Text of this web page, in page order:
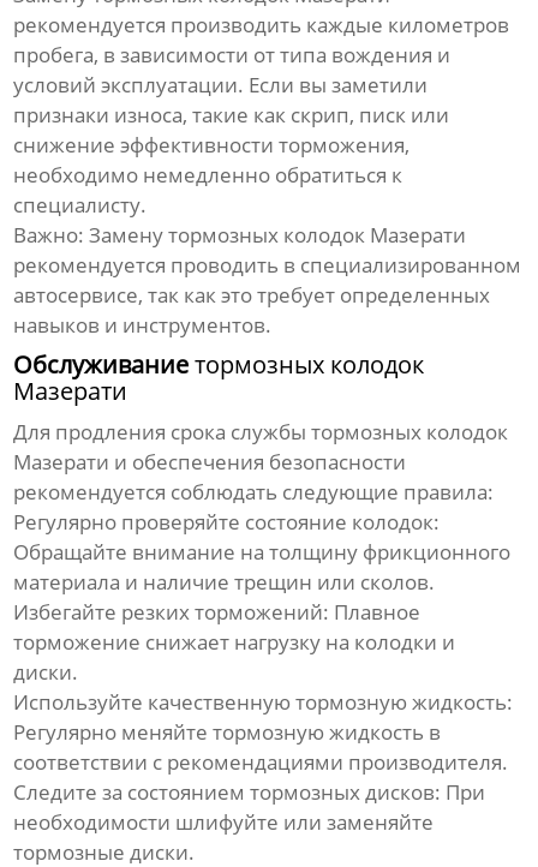
рекомендуется производить каждые километров
пробега, в зависимости от типа вождения и
условий эксплуатации. Если вы заметили
признаки износа, такие как скрип, писк или
снижение эффективности торможения,
необходимо немедленно обратиться к
специалисту.
Важно: Заменутормозных колодок Мазерати
рекомендуется проводить в специализированном
автосервисе, так как это требует определенных
навыков и инструментов.
Обслуживаниетормозных колодок
Мазерати
Для продления срока службытормозных колодок
Мазерати и обеспечения безопасности
рекомендуется соблюдать следующие правила:
Регулярно проверяйте состояние колодок:
Обращайте внимание на толщину фрикционного
материала и наличие трещин или сколов.
Избегайте резких торможений: Плавное
торможение снижает нагрузку на колодки и
диски.
Используйте качественную тормозную жидкость:
Регулярно меняйте тормозную жидкость в
соответствии с рекомендациями производителя.
Следите за состоянием тормозных дисков: При
необходимости шлифуйте или заменяйте
тормозные диски.